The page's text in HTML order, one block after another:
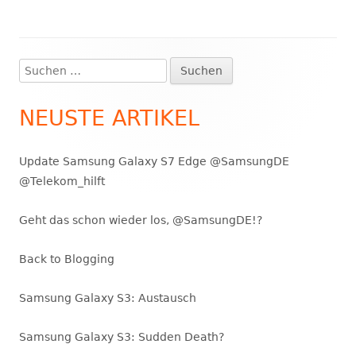
Haupt-
Seitenleiste
Suchen
nach:
NEUSTE ARTIKEL
Update Samsung Galaxy S7 Edge @SamsungDE
@Telekom_hilft
Geht das schon wieder los, @SamsungDE!?
Back to Blogging
Samsung Galaxy S3: Austausch
Samsung Galaxy S3: Sudden Death?